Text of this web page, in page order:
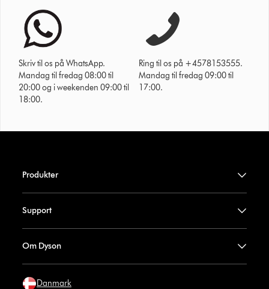
Skriv til os på WhatsApp.
Mandag til fredag 08:00 til
20:00 og i weekenden 09:00 til
18:00.
Ring til os på +4578153555.
Mandag til fredag 09:00 til
17:00.
Produkter
Support
Om Dyson
Danmark